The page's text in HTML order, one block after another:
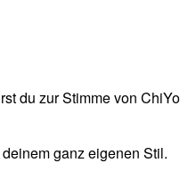
du zur Stimme von
ganz eigenen Stil.